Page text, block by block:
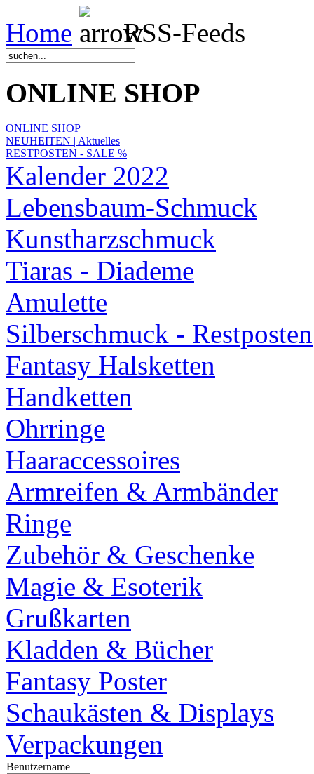
Home RSS-Feeds
ONLINE SHOP
ONLINE SHOP
NEUHEITEN | Aktuelles
RESTPOSTEN - SALE %
Kalender 2022
Lebensbaum-Schmuck
Kunstharzschmuck
Tiaras - Diademe
Amulette
Silberschmuck - Restposten
Fantasy Halsketten
Handketten
Ohrringe
Haaraccessoires
Armreifen & Armbänder
Ringe
Zubehör & Geschenke
Magie & Esoterik
Grußkarten
Kladden & Bücher
Fantasy Poster
Schaukästen & Displays
Verpackungen
Benutzername